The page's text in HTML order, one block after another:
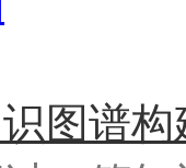
图谱构